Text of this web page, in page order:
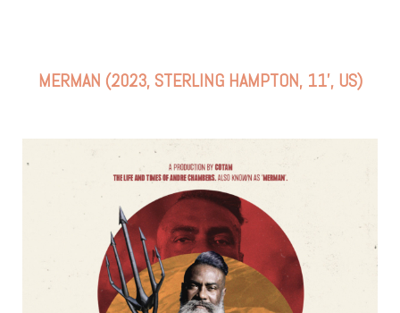
MERMAN (2023, STERLING HAMPTON, 11’, US)